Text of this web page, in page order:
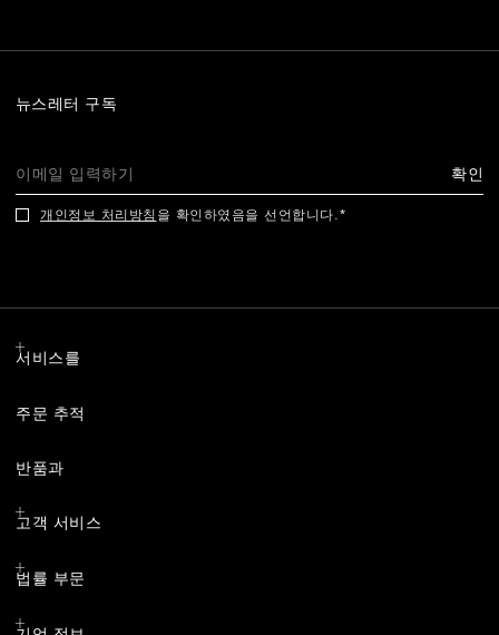
뉴스레터 구독
확인
개인정보 처리방침 을 확인하였음을 선언합니다.
서비스를
주문 추적
반품과
고객 서비스
법률 부문